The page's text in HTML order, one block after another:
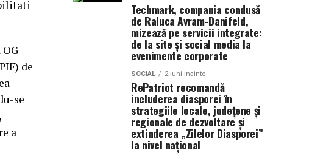
de
se
a
Techmark, compania condusă
de Raluca Avram-Danifeld,
mizează pe servicii integrate:
de la site și social media la
evenimente corporate
SOCIAL 2 luni inainte
RePatriot recomandă
includerea diasporei în
strategiile locale, județene și
regionale de dezvoltare și
extinderea „Zilelor Diasporei”
la nivel național